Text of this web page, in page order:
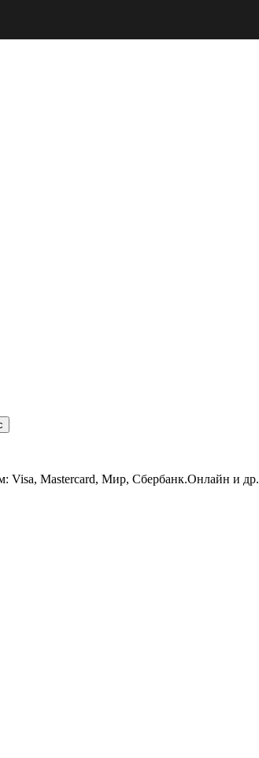
Visa, Mastercard, Мир, Сбербанк.Онлайн и др.